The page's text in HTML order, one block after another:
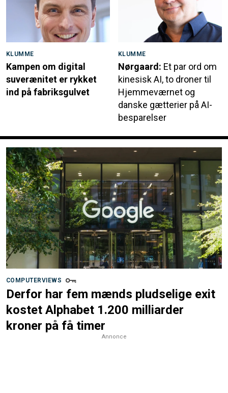
KLUMME
Kampen om digital
suverænitet er rykket
ind på fabriksgulvet
KLUMME
Nørgaard: Et par ord om
kinesisk AI, to droner til
Hjemmeværnet og
danske gætterier på AI-
besparelser
COMPUTERVIEWS
Derfor har fem mænds pludselige exit
kostet Alphabet 1.200 milliarder
kroner på få timer
Annonce